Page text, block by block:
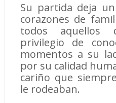
Su partida deja
corazones de
todos aquellos
privilegio de
momentos a su
por su calidad
cariño que
le rodeaban.